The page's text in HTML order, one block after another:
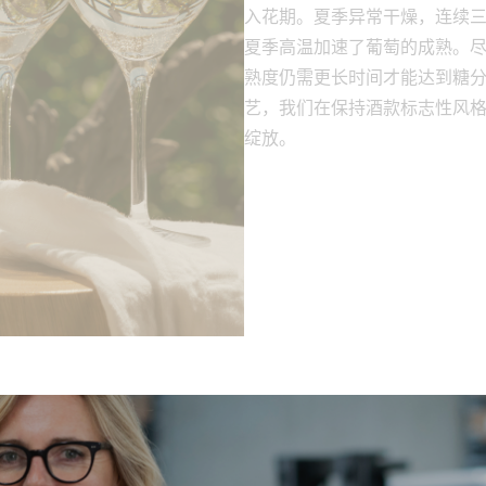
夏季高温加速了葡萄的成熟。
熟度仍需更长时间才能达到糖
艺，我们在保持酒款标志性风
绽放。